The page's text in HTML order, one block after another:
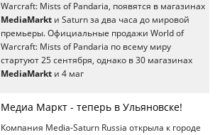
Warcraft: Mists of Pandaria, появятся в магазинах
MediaMarkt и Saturn за два часа до мировой
премьеры. Официальные продажи World of
Warcraft: Mists of Pandaria по всему миру
стартуют 25 сентября, однако в 30 магазинах
MediaMarkt и 4 маг
Медиа Маркт - теперь в Ульяновске!
Компания Media-Saturn Russia открыла к городе